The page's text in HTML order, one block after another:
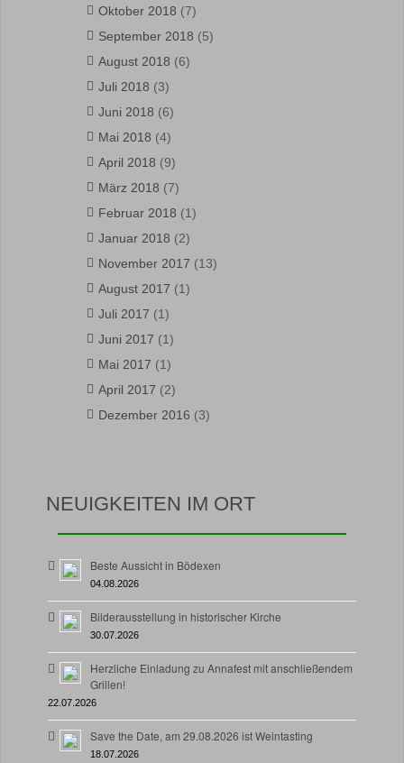
Oktober 2018 (7)
September 2018 (5)
August 2018 (6)
Juli 2018 (3)
Juni 2018 (6)
Mai 2018 (4)
April 2018 (9)
März 2018 (7)
Februar 2018 (1)
Januar 2018 (2)
November 2017 (13)
August 2017 (1)
Juli 2017 (1)
Juni 2017 (1)
Mai 2017 (1)
April 2017 (2)
Dezember 2016 (3)
NEUIGKEITEN IM ORT
Beste Aussicht in Bödexen
04.08.2026
Bilderausstellung in historischer Kirche
30.07.2026
Herzliche Einladung zu Annafest mit anschließendem
Grillen!
22.07.2026
Save the Date, am 29.08.2026 ist Weintasting
18.07.2026